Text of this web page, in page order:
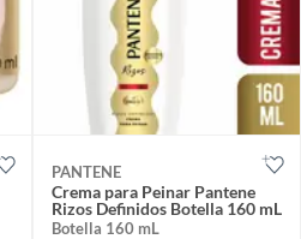
PANTENE
Crema para Peinar Pantene
Rizos Definidos Botella 160 mL
Botella 160 mL